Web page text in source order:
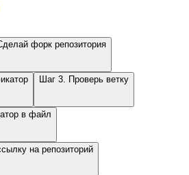
форк репозитория
Шаг 3. Проверь ветку
в файл
на репозиторий